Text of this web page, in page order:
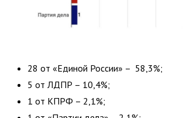
28 от «Единой России» – 58,3%;
5 от ЛДПР – 10,4%;
1 от КПРФ – 2,1%;